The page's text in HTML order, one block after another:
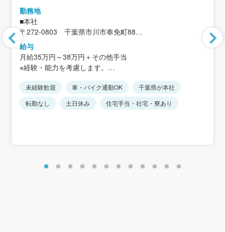
勤務地
■本社
〒272-0803 千葉県市川市奉免町88
＜アクセス＞
JR武蔵野線「市川大野駅」から徒歩20分
※駅から距離があるため、車通勤が便利です
※転勤なし
※車通勤可、駐車場完備
給与
月給35万円～38万円＋その他手当
※経験・能力を考慮します。
※その他手当：禁煙手当5,000円、家族手当、携帯電話手当
15,000円など
年収600万円／45歳
未経験歓迎 車・バイク通勤OK
千葉県が本社
転勤なし
土日休み 住宅手当・社宅・寮あり